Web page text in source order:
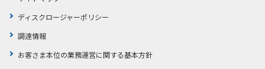
ラジオ体操・みんなの体操
ラジオ体操ポータルサイト
お客さまの声／お客さまサービス向上の取組み
ディスクロージャーポリシー
調達情報
お客さま本位の業務運営に関する基本方針